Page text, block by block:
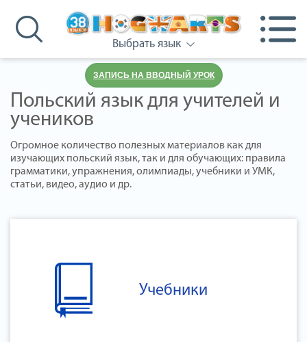
Выбрать язык
ЗАПИСЬ НА ВВОДНЫЙ УРОК
Польский язык для учителей и
учеников
Огромное количество полезных материалов как для
изучающих польский язык, так и для обучающих: правила
грамматики, упражнения, олимпиады, учебники и УМК,
статьи, видео, аудио и др.
Учебники